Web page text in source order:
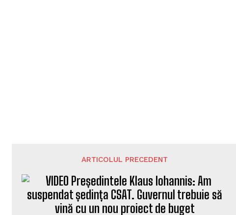
ARTICOLUL PRECEDENT